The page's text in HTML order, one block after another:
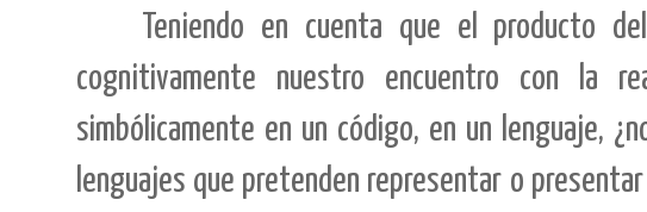
Teniendo en cuenta que el producto
cognitivamente nuestro encuentro con la
simbólicamente en un código, en un lenguaje,
lenguajes que pretenden representar o